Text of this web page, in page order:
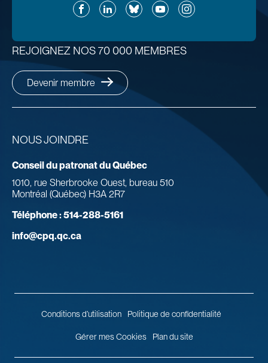
FacebookLinkedInBlueskyYouTubeInstagram
NOUS JOINDRE
Conseil du patronat du Québec
1010, rue Sherbrooke Ouest, bureau 510
Montréal (Québec) H3A 2R7
Téléphone :514-288-5161
info@cpq.qc.ca
REJOIGNEZ NOS 70 000 MEMBRES
Devenir membre
Conditions d’utilisation Politique de confidentialité
Gérer mes Cookies Plan du site